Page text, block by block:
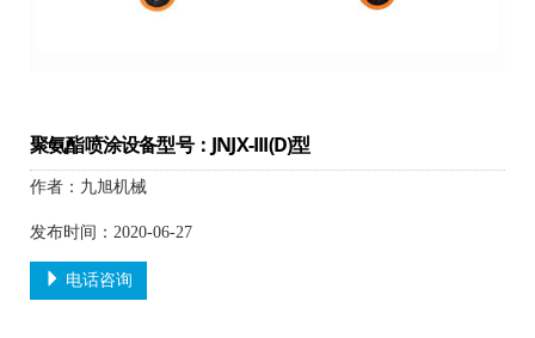
聚氨酯喷涂设备型号：JNJX-III(D)型
作者：九旭机械
发布时间：2020-06-27
电话咨询